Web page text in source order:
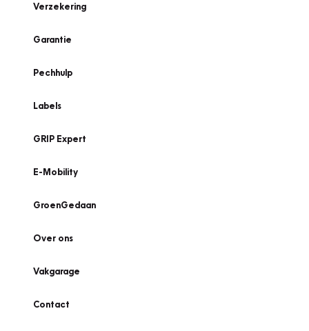
Verzekering
Garantie
Pechhulp
Labels
GRIP Expert
E-Mobility
GroenGedaan
Over ons
Vakgarage
Contact